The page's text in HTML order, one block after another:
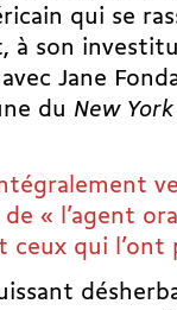
qui se
à son
Jane
du New
« l’agent
ceux qui l’ont